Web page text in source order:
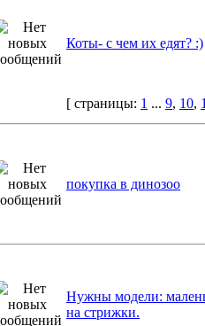
Коты- с чем их едят? :)
[ страницы: 1 ... 9, 10,
покупка в динозоо
Нужны модели:
на стрижки.